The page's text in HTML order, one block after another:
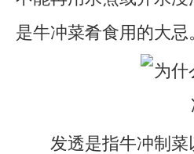
是牛冲菜肴食用的大忌
发透是指牛冲制菜